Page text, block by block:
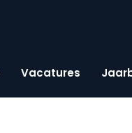
Vacatures